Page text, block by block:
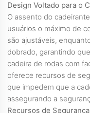
Design Voltado para o
O assento do
usuários o máximo de
são ajustáveis,
dobrado, garantindo
cadeira de rodas com
oferece recursos de
que impedem que a
assegurando a
Recursos de